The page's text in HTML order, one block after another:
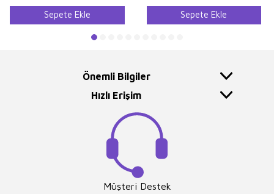
Sepete Ekle Sepete Ekle
Önemli Bilgiler
Hızlı Erişim
Müşteri Destek